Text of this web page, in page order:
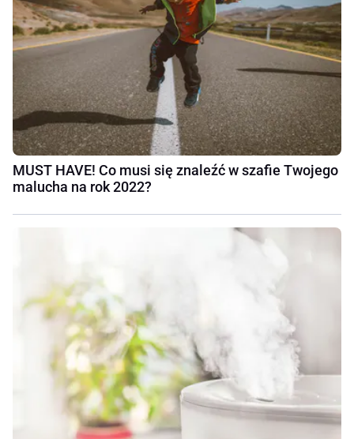
MUST HAVE! Co musi się znaleźć w szafie Twojego
malucha na rok 2022?